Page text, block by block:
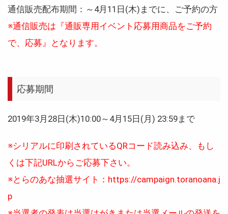
通信販売配布期間：～4月11日(木)までに、ご予約の方
※通信販売は『通販専用イベント応募用商品をご予約
で、応募』となります。
応募期間
2019年3月28日(木)10:00～4月15日(月) 23:59まで
※シリアルに印刷されているQRコード読み込み、もし
くは下記URLからご応募下さい。
※とらのあな抽選サイト：https://campaign.toranoana.j
p